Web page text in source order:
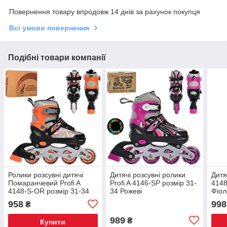
Повернення товару впродовж 14 днів за рахунок покупця
Всі умови повернення
Подібні товари компанії
Ролики розсувні дитячі
Помаранчевий Profi A
4148-S-OR розмір 31-34
958 ₴
Купити
Дитячі розсувні ролики
Profi A 4146-SP розмір 31-
34 Рожеві
989₴
998